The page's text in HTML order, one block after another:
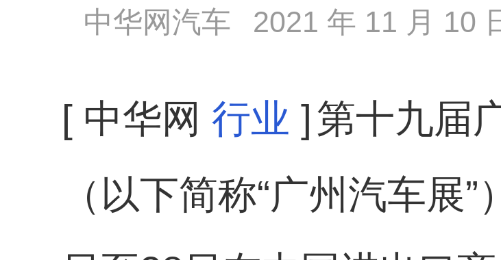
中华网汽车 2021 年 11 月 10
[ 中华网 行业 ]第十九届
（以下简称“广州汽车展